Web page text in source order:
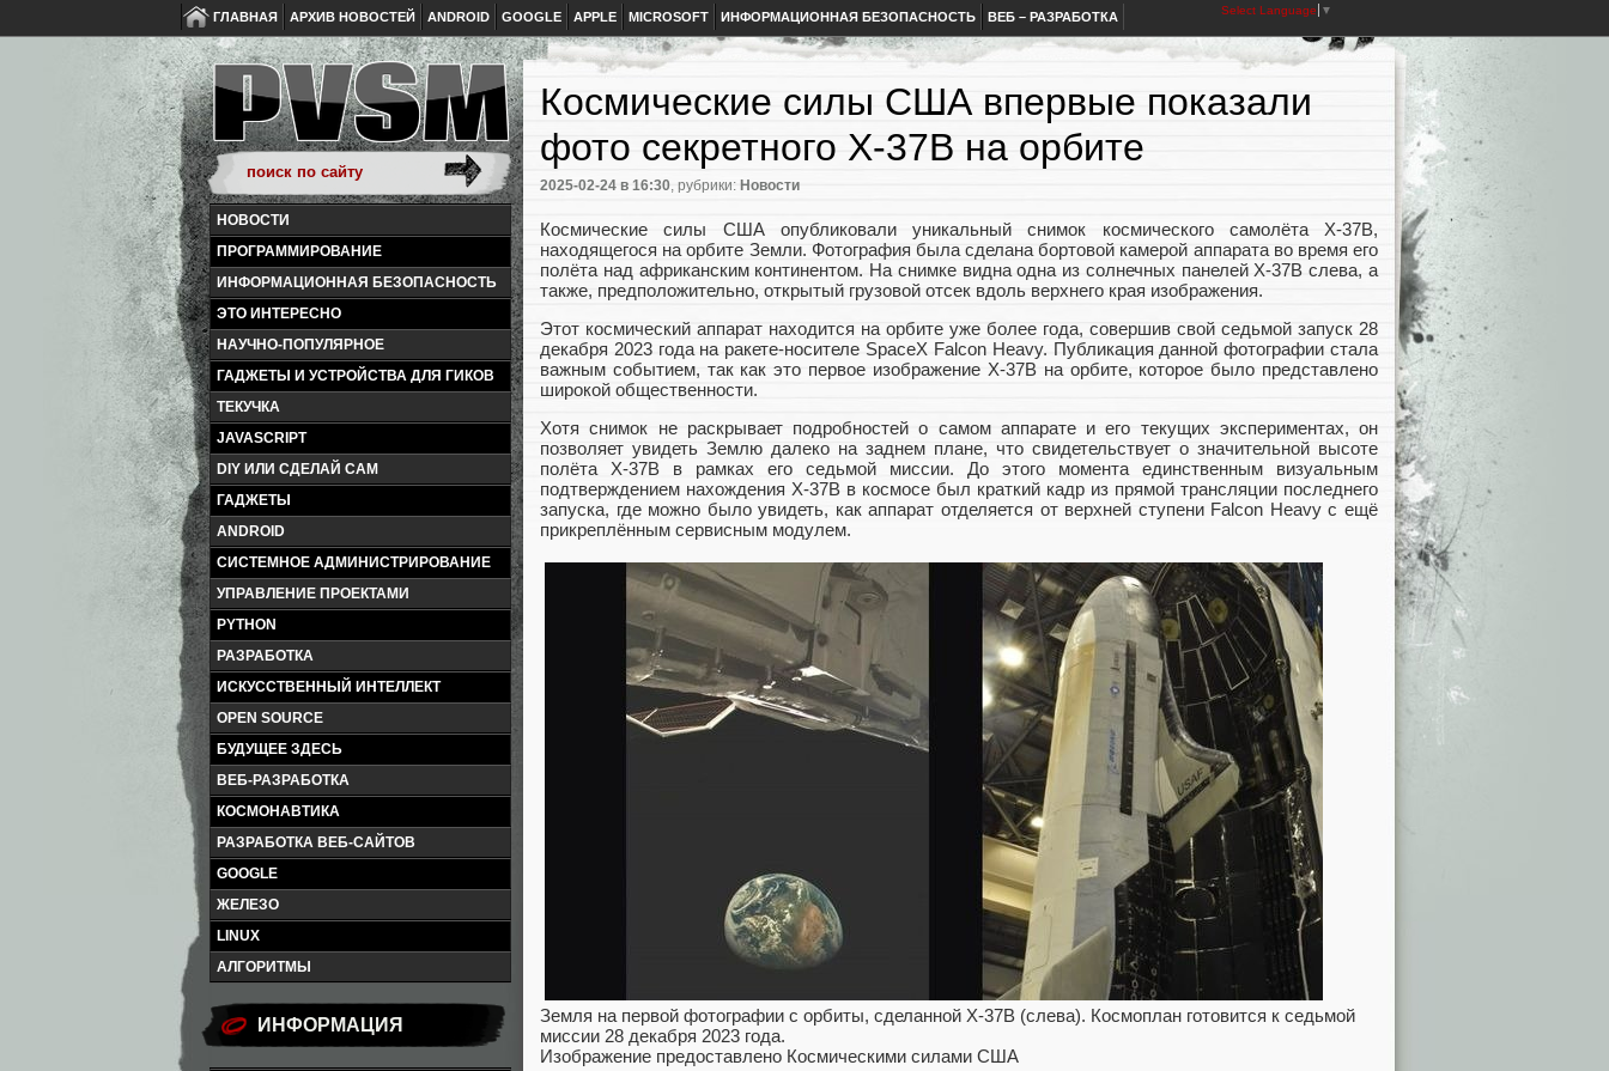
ГЛАВНАЯ АРХИВ НОВОСТЕЙ ANDROID GOOGLE APPLE MICROSOFT ИНФОРМАЦИОННАЯ БЕЗОПАСНОСТЬ ВЕБ – РАЗРАБОТКА Select Language ▼
НОВОСТИ
ПРОГРАММИРОВАНИЕ
ИНФОРМАЦИОННАЯ БЕЗОПАСНОСТЬ
ЭТО ИНТЕРЕСНО
НАУЧНО-ПОПУЛЯРНОЕ
ГАДЖЕТЫ И УСТРОЙСТВА ДЛЯ ГИКОВ
ТЕКУЧКА
JAVASCRIPT
DIY ИЛИ СДЕЛАЙ САМ
ГАДЖЕТЫ
ANDROID
СИСТЕМНОЕ АДМИНИСТРИРОВАНИЕ
УПРАВЛЕНИЕ ПРОЕКТАМИ
PYTHON
РАЗРАБОТКА
ИСКУССТВЕННЫЙ ИНТЕЛЛЕКТ
OPEN SOURCE
БУДУЩЕЕ ЗДЕСЬ
ВЕБ-РАЗРАБОТКА
КОСМОНАВТИКА
РАЗРАБОТКА ВЕБ-САЙТОВ
GOOGLE
ЖЕЛЕЗО
LINUX
АЛГОРИТМЫ
ИНФОРМАЦИЯ
Космические силы США впервые показали
фото секретного X-37B на орбите
2025-02-24 в 16:30, рубрики: Новости
Космические силы США опубликовали уникальный снимок космического самолёта X-37B,
находящегося на орбите Земли. Фотография была сделана бортовой камерой аппарата во время его
полёта над африканским континентом. На снимке видна одна из солнечных панелей X-37B слева, а
также, предположительно, открытый грузовой отсек вдоль верхнего края изображения.
Этот космический аппарат находится на орбите уже более года, совершив свой седьмой запуск 28
декабря 2023 года на ракете-носителе SpaceX Falcon Heavy. Публикация данной фотографии стала
важным событием, так как это первое изображение X-37B на орбите, которое было представлено
широкой общественности.
Хотя снимок не раскрывает подробностей о самом аппарате и его текущих экспериментах, он
позволяет увидеть Землю далеко на заднем плане, что свидетельствует о значительной высоте
полёта X-37B в рамках его седьмой миссии. До этого момента единственным визуальным
подтверждением нахождения X-37B в космосе был краткий кадр из прямой трансляции последнего
запуска, где можно было увидеть, как аппарат отделяется от верхней ступени Falcon Heavy с ещё
прикреплённым сервисным модулем.
Земля на первой фотографии с орбиты, сделанной X-37B (слева). Космоплан готовится к седьмой
миссии 28 декабря 2023 года.
Изображение предоставлено Космическими силами США